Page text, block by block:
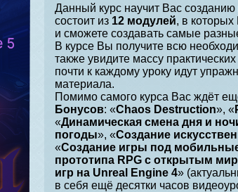
Данный курс научит Вас созданию
состоит из 12 модулей, в которых
и сможете создавать самые
В курсе Вы получите всю
также увидите массу
почти к каждому уроку идут
материала.
Помимо самого курса Вас ждёт
Бонусов: «Chaos Destruction», «
«Динамическая смена дня и
погоды», «Создание
«Создание игры под
прототипа RPG с открытым
игр на Unreal Engine 4»
в себя ещё десятки часов